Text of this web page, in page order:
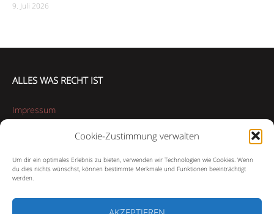
Cookie-Zustimmung verwalten
Um dir ein optimales Erlebnis zu bieten, verwenden wir Technologien wie Cookies. Wenn
du dies nichts wünschst, können bestimmte Merkmale und Funktionen beeinträchtigt
werden.
9. Juli 2026
ALLES WAS RECHT IST
Impressum
Datenschutzerklärung
Cookie-Richtlinie (EU)